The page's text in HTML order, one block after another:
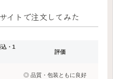
イトで注文してみた
・1
評価
◎ 品質・包装ともに良好